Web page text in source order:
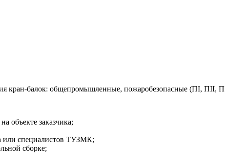
кран-балок: общепромышленные, пожаробезопасные (ПI,
объекте заказчика;
или специалистов ТУЗМК;
сборке;